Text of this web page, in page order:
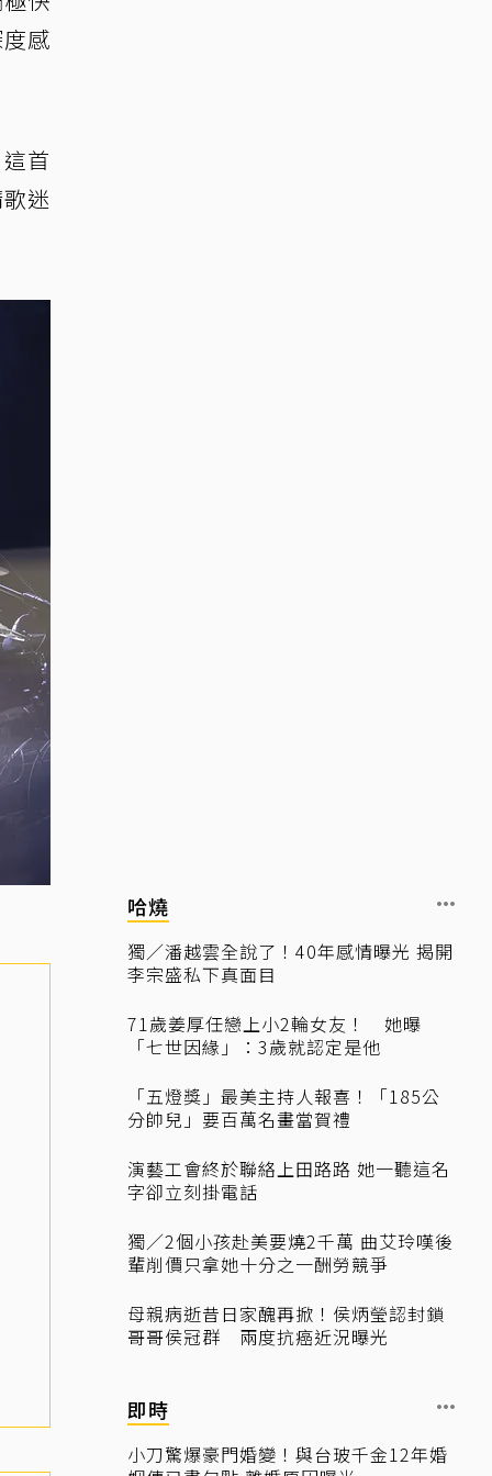
感
首
迷
哈燒
獨／潘越雲全說了！40年感情曝光 揭開
李宗盛私下真面目
71歲姜厚任戀上小2輪女友！ 她曝
「七世因緣」：3歲就認定是他
「五燈獎」最美主持人報喜！「185公
分帥兒」要百萬名畫當賀禮
演藝工會終於聯絡上田路路 她一聽這名
字卻立刻掛電話
獨／2個小孩赴美要燒2千萬 曲艾玲嘆後
輩削價只拿她十分之一酬勞競爭
母親病逝昔日家醜再掀！侯炳瑩認封鎖
哥哥侯冠群 兩度抗癌近況曝光
即時
小刀驚爆豪門婚變！與台玻千金12年婚